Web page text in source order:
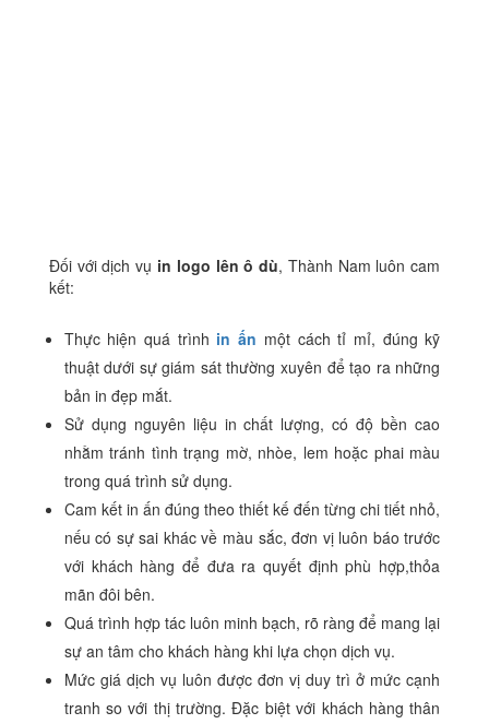
Đối với dịch vụ in logo lên ô dù, Thành Nam luôn cam
kết:
Thực hiện quá trình in ấn một cách tỉ mỉ, đúng kỹ
thuật dưới sự giám sát thường xuyên để tạo ra những
bản in đẹp mắt.
Sử dụng nguyên liệu in chất lượng, có độ bền cao
nhằm tránh tình trạng mờ, nhòe, lem hoặc phai màu
trong quá trình sử dụng.
Cam kết in ấn đúng theo thiết kế đến từng chi tiết nhỏ,
nếu có sự sai khác về màu sắc, đơn vị luôn báo trước
với khách hàng để đưa ra quyết định phù hợp,thỏa
mãn đôi bên.
Quá trình hợp tác luôn minh bạch, rõ ràng để mang lại
sự an tâm cho khách hàng khi lựa chọn dịch vụ.
Mức giá dịch vụ luôn được đơn vị duy trì ở mức cạnh
tranh so với thị trường. Đặc biệt với khách hàng thân